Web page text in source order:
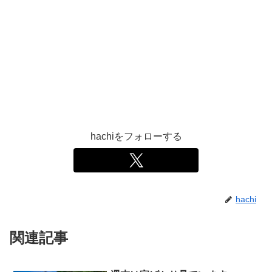
hachiをフォローする
hachi
関連記事